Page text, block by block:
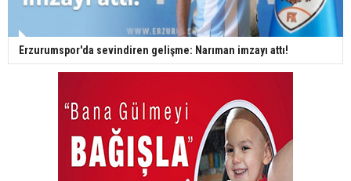
Erzurumspor'da sevindiren gelişme: Narıman imzayı attı!